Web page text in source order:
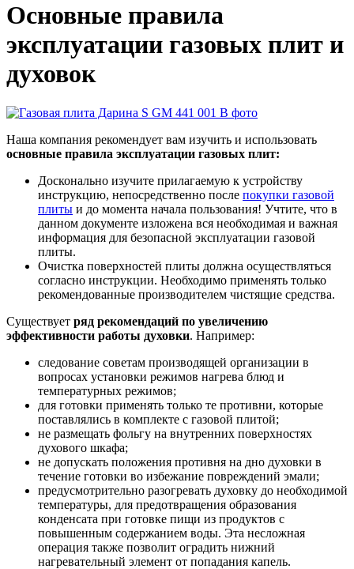
Основные правила
эксплуатации газовых плит и
духовок
Наша компания рекомендует вам изучить и использовать
основные правила эксплуатации газовых плит:
Досконально изучите прилагаемую к устройству
инструкцию, непосредственно после покупки газовой
плиты и до момента начала пользования! Учтите, что в
данном документе изложена вся необходимая и важная
информация для безопасной эксплуатации газовой
плиты.
Очистка поверхностей плиты должна осуществляться
согласно инструкции. Необходимо применять только
рекомендованные производителем чистящие средства.
Существует ряд рекомендаций по увеличению
эффективности работы духовки. Например:
следование советам производящей организации в
вопросах установки режимов нагрева блюд и
температурных режимов;
для готовки применять только те противни, которые
поставлялись в комплекте с газовой плитой;
не размещать фольгу на внутренних поверхностях
духового шкафа;
не допускать положения противня на дно духовки в
течение готовки во избежание повреждений эмали;
предусмотрительно разогревать духовку до необходимой
температуры, для предотвращения образования
конденсата при готовке пищи из продуктов с
повышенным содержанием воды. Эта несложная
операция также позволит оградить нижний
нагревательный элемент от попадания капель.